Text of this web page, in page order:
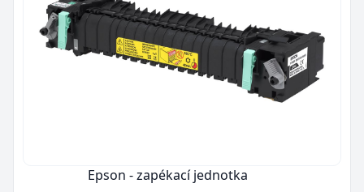
Epson - zapékací jednotka